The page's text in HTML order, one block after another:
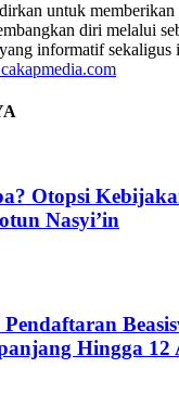
untuk memberikan
diri melalui
informatif sekaligus
Otopsi
Nasyi’in
Hingga 12